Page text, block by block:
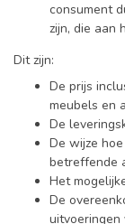
consument
zijn, die aan
Dit zijn:
De prijs
meubels en
De
De wijze
betreffende
Het
De
uitvoeringen